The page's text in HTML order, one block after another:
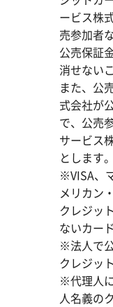
ービス株
売参加者
公売保証
消せない
また、公
式会社が
で、公売
サービス
とします。
※VISA、
メリカン
クレジッ
ないカー
※法人で
クレジッ
※代理人
人名義の